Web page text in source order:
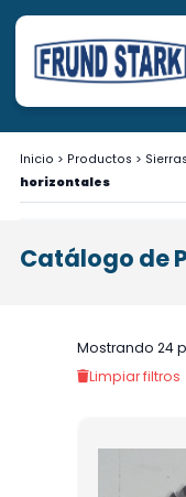
Inicio > Productos >
horizontales
Catálogo de
Mostrando 24
Limpiar filtros